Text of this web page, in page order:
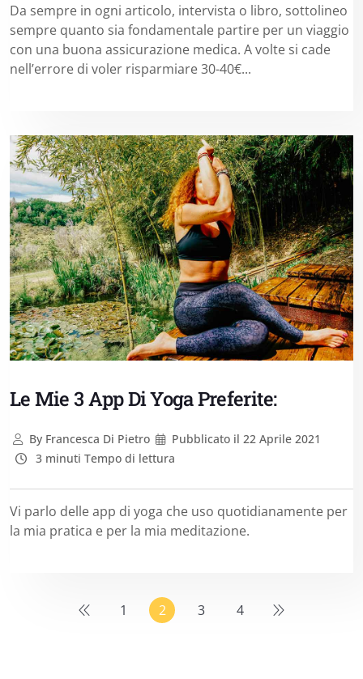
Da sempre in ogni articolo, intervista o libro, sottolineo
sempre quanto sia fondamentale partire per un viaggio
con una buona assicurazione medica. A volte si cade
nell’errore di voler risparmiare 30-40€...
Le Mie 3 App Di Yoga Preferite:
ByFrancesca Di Pietro Pubblicato il 22 Aprile 2021
3 minuti Tempo di lettura
Vi parlo delle app di yoga che uso quotidianamente per
la mia pratica e per la mia meditazione.
1 2 3 4